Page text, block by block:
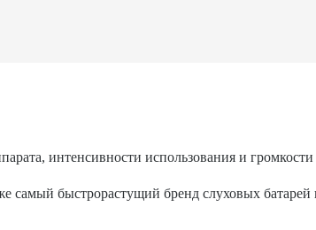
интенсивности использования и
самый быстрорастущий бренд слуховых